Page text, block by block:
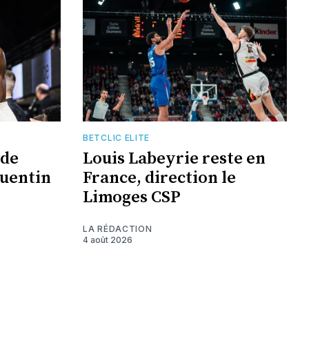
BETCLIC ELITE
Louis Labeyrie reste en
France, direction le
Limoges CSP
LA RÉDACTION
4 août 2026